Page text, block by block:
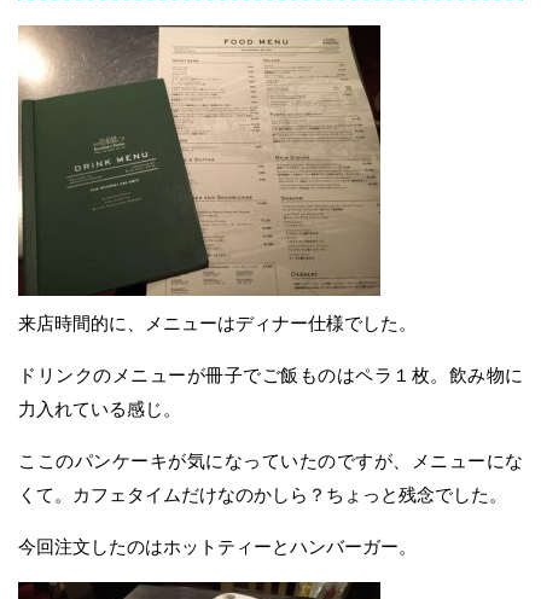
来店時間的に、メニューはディナー仕様でした。
ドリンクのメニューが冊子でご飯ものはペラ１枚。飲み物に
力入れている感じ。
ここのパンケーキが気になっていたのですが、メニューにな
くて。カフェタイムだけなのかしら？ちょっと残念でした。
今回注文したのはホットティーとハンバーガー。